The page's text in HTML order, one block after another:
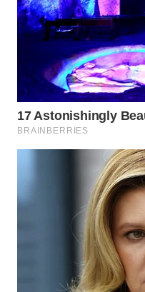
WN DELI
SERDANG
WN
TEBING
TINGGI
WN